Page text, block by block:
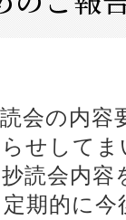
会の内容
せして
読会内
期的に